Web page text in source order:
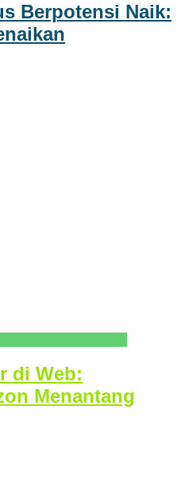
Berpotensi Naik:
di Web:
Menantang